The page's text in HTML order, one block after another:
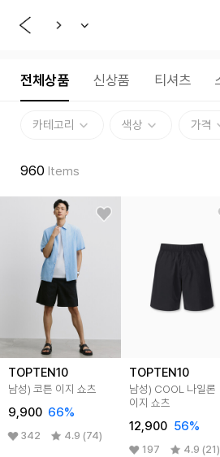
전체상품 신상품 티셔츠
카테고리 색상 가격
960 Items
TOPTEN10
남성) 코튼 이지 쇼츠
9,900 66%
342 4.9 (74)
TOPTEN10
남성) COOL 나일론
이지 쇼츠
12,900 56%
197 4.9 (21)